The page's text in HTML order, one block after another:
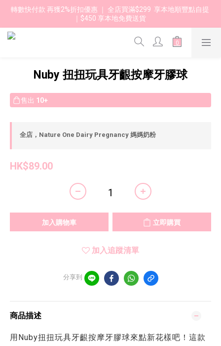
轉數快付款 再獲2%折扣優惠 ｜ 全店買滿$299  享本地順豐點自提
｜$450 享本地免費送貨
Nuby 扭扭玩具牙齦按摩牙膠球
售出 10+
全店，Nature One Dairy Pregnancy 媽媽奶粉
HK$89.00
加入購物車 立即購買
加入追蹤清單
分享到
商品描述
用Nuby扭扭玩具牙齦按摩牙膠球來點新花樣吧！這款